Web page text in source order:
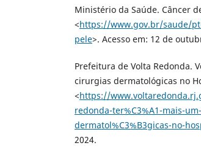
Ministério da Saúde. Câncer
<https://www.gov.br/saude/
pele>. Acesso em: 12 de
‌Prefeitura de Volta Redonda.
cirurgias dermatológicas no
<https://
redonda-ter%C3%A1-mais-
dermatol%C3%B3gicas-no-
2024.